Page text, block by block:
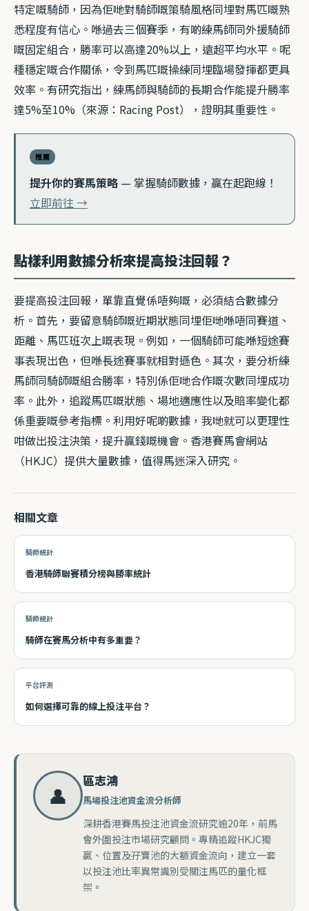
特定嘅騎師，因為佢哋對騎師嘅策騎風格同埋對馬匹嘅熟
悉程度有信心。喺過去三個賽季，有啲練馬師同外援騎師
嘅固定組合，勝率可以高達20%以上，遠超平均水平。呢
種穩定嘅合作關係，令到馬匹嘅操練同埋臨場發揮都更具
效率。有研究指出，練馬師與騎師的長期合作能提升勝率
達5%至10%（來源：Racing Post），證明其重要性。
推薦
提升你的賽馬策略 — 掌握騎師數據，贏在起跑線！
立即前往 →
點樣利用數據分析來提高投注回報？
要提高投注回報，單靠直覺係唔夠嘅，必須結合數據分
析。首先，要留意騎師嘅近期狀態同埋佢哋喺唔同賽道、
距離、馬匹班次上嘅表現。例如，一個騎師可能喺短途賽
事表現出色，但喺長途賽事就相對遜色。其次，要分析練
馬師同騎師嘅組合勝率，特別係佢哋合作嘅次數同埋成功
率。此外，追蹤馬匹嘅狀態、場地適應性以及賠率變化都
係重要嘅參考指標。利用好呢啲數據，我哋就可以更理性
咁做出投注決策，提升贏錢嘅機會。香港賽馬會網站
（HKJC）提供大量數據，值得馬迷深入研究。
相關文章
騎師統計
香港騎師聯賽積分榜與勝率統計
騎師統計
騎師在賽馬分析中有多重要？
平台評測
如何選擇可靠的線上投注平台？
👤
區志鴻
馬場投注池資金流分析師
深耕香港賽馬投注池資金流研究逾20年，前馬
會外圍投注市場研究顧問。專精追蹤HKJC獨
贏、位置及孖寶池的大額資金流向，建立一套
以投注池比率異常識別受關注馬匹的量化框
架。